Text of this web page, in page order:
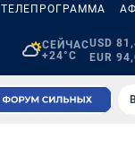
ТЕЛЕПРОГРАММА
СЕЙЧАС
+24°C
USD
EUR